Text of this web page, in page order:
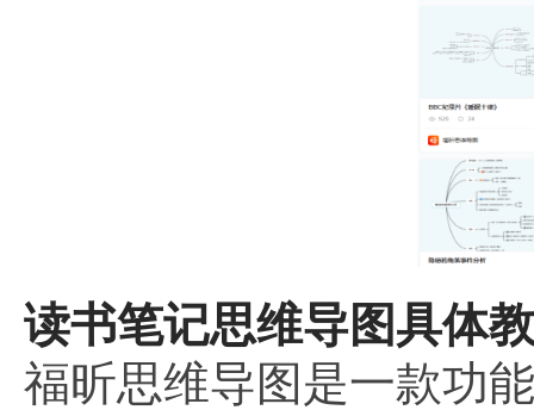
读书笔记思维导图具体
福昕思维导图是一款功